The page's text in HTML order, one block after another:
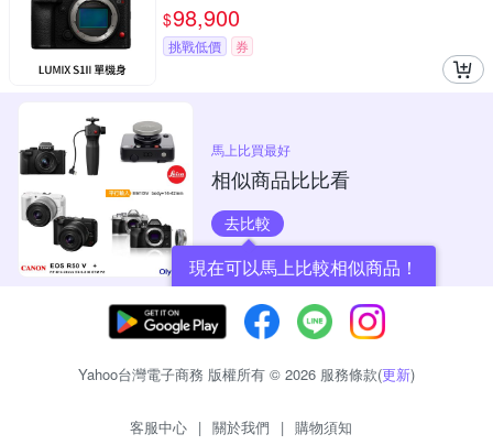
$98,900
挑戰低價 券
馬上比買最好
相似商品比比看
去比較
現在可以馬上比較相似商品！
Yahoo台灣電子商務 版權所有 © 2026 服務條款(更新)
客服中心 | 關於我們 | 購物須知